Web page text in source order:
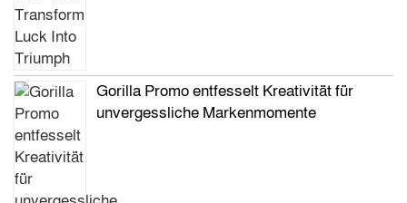
Gorilla Promo entfesselt Kreativität für
unvergessliche Markenmomente